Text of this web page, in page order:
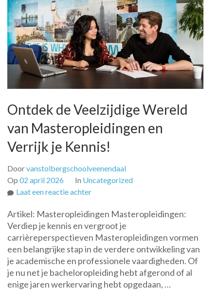
Ontdek de Veelzijdige Wereld
van Masteropleidingen en
Verrijk je Kennis!
Doorvanstolbergschoolveenendaal
Op 02 april 2026 In Uncategorized
Laat een reactie achterop
de
Veelzijdige
Wereld
van
Masteropleidingen
en
Verrijk
Artikel: Masteropleidingen Masteropleidingen:
Verdiep je kennis en vergroot je
carrièreperspectieven Masteropleidingen vormen
een belangrijke stap in de verdere ontwikkeling van
je academische en professionele vaardigheden. Of
je nu net je bacheloropleiding hebt afgerond of al
enige jaren werkervaring hebt opgedaan, …